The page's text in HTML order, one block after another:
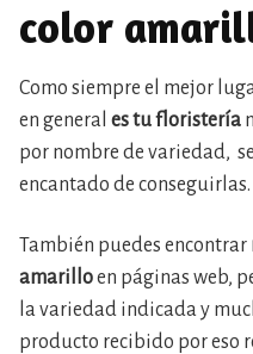
color
Como siempre el mejor
en general es tu floristería
por nombre de variedad,
encantado de conseguirlas.
También puedes encontrar
amarilloen páginas web,
la variedad indicada y
producto recibido por eso